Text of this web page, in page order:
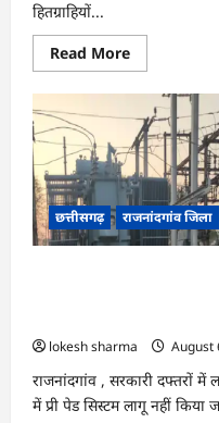
हितग्राहियों...
Read MoreRead
more
राजनांदगांव
:
किस्त
लेकर
नहीं
बनाया
आवास
145
हितग्राहियों
से
होगी
छत्तीसगढ़ राजनांदगांव जिला
lokesh sharma
August
राजनांदगांव , सरकारी दफ्तरों में
में प्री पेड सिस्टम लागू नहीं किया